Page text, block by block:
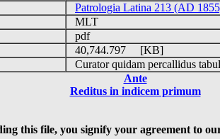
Patrologia Latina 213 (AD
MLT
pdf
40,744.797 [KB]
Curator quidam percallidus
Ante
Reditus in indicem primum
this file, you signify your agreement to